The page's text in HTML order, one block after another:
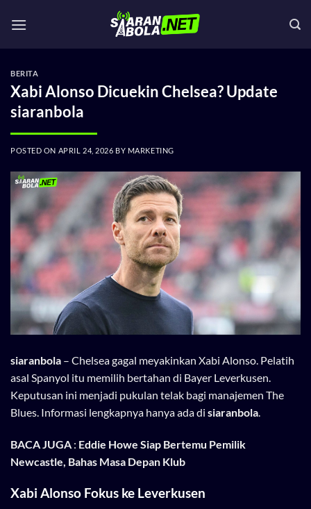
BERITA
Xabi Alonso Dicuekin Chelsea? Update
siaranbola
POSTED ON APRIL 24, 2026 BY MARKETING
siaranbola – Chelsea gagal meyakinkan Xabi Alonso. Pelatih
asal Spanyol itu memilih bertahan di Bayer Leverkusen.
Keputusan ini menjadi pukulan telak bagi manajemen The
Blues. Informasi lengkapnya hanya ada di siaranbola.
BACA JUGA : Eddie Howe Siap Bertemu Pemilik
Newcastle, Bahas Masa Depan Klub
Xabi Alonso Fokus ke Leverkusen